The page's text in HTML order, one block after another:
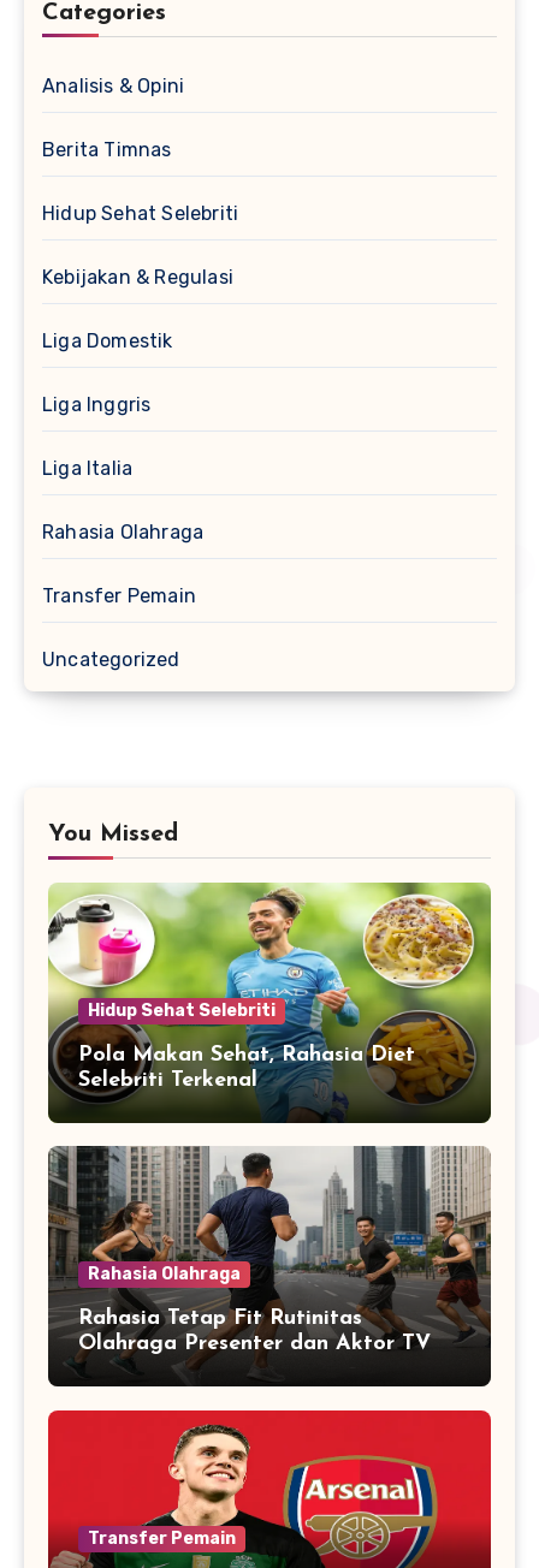
Categories
Analisis & Opini
Berita Timnas
Hidup Sehat Selebriti
Kebijakan & Regulasi
Liga Domestik
Liga Inggris
Liga Italia
Rahasia Olahraga
Transfer Pemain
Uncategorized
You Missed
Hidup Sehat Selebriti
Pola Makan Sehat, Rahasia Diet
Selebriti Terkenal
Rahasia Olahraga
Rahasia Tetap Fit Rutinitas
Olahraga Presenter dan Aktor TV
Transfer Pemain